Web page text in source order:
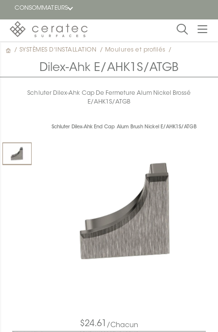
CONSOMMATEURS
En
vedette
détaillant
/ SYSTÈMES D'INSTALLATION / Moulures et profilés /
Dilex-Ahk E/AHK1S/ATGB
Schluter Dilex-Ahk Cap De Fermeture Alum Nickel Brossé
E/AHK1S/ATGB
Schluter Dilex-Ahk End Cap Alum Brush Nickel E/AHK1S/ATGB
$24.61 /Chacun